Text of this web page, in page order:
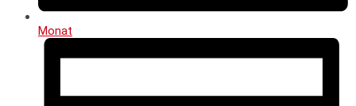
Monat